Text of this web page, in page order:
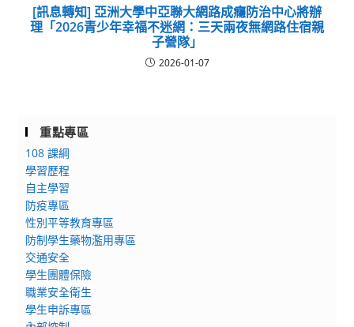
[訊息轉知] 亞洲大學中亞聯大網路成癮防治中心將辦
理「2026青少年幸福不迷網：三天兩夜無網路住宿親
子營隊」
2026-01-07
重點專區
108 課綱
學習歷程
自主學習
防疫專區
性別平等教育專區
防制學生藥物濫用專區
交通安全
學生團體保險
職業安全衛生
學生申訴專區